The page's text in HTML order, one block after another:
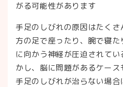
がる可能性があります
手足のしびれの原因はたく
方の足で座ったり、腕で寝
に向かう神経が圧迫されて
かし、脳に問題があるケー
手足のしびれが治らない場